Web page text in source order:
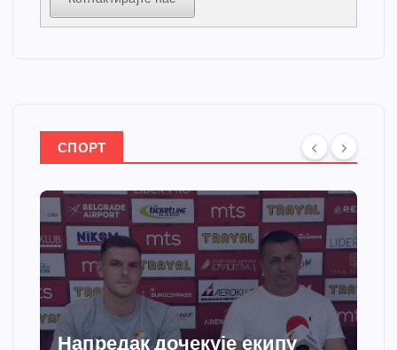
СПОРТ
Спортски центар “Ћићевац”